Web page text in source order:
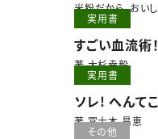
米粉だから、おい
ーキ実用書
すごい血流術！
著 大杉幸毅
実用書
ソレ! へんて
まんがで学ぶ
著 冨士本 昌恵
その他